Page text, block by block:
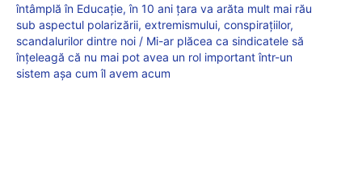
întâmplă în Educație, în 10 ani țara va arăta mult mai rău
sub aspectul polarizării, extremismului, conspirațiilor,
scandalurilor dintre noi / Mi-ar plăcea ca sindicatele să
înțeleagă că nu mai pot avea un rol important într-un
sistem așa cum îl avem acum